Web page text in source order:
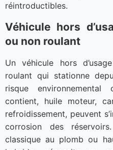
réintroductibles.
Véhicule hors
ou non roulant
Un véhicule hors
roulant qui stationne
risque
contient, huile moteur,
refroidissement, peuvent
corrosion des
classique au plomb ou